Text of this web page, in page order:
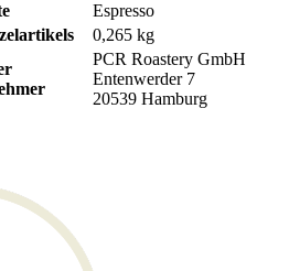
Espresso
0,265 kg
PCR Roastery GmbH
Entenwerder 7
20539 Hamburg